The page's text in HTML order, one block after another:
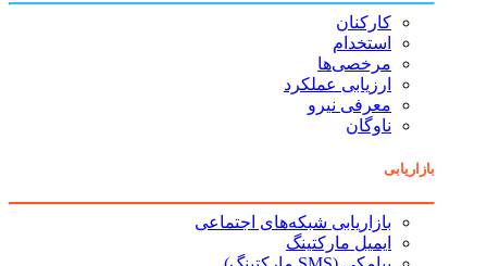
کارکنان
استخدام
مرخصی‌ها
ارزیابی عملکرد
معرفی نیرو
ناوگان
بازاریابی
بازاریابی شبکه‌های اجتماعی
ایمیل مارکتینگ